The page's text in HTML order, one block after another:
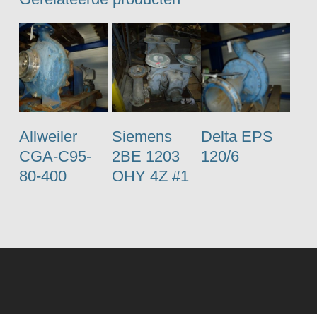
Allweiler
CGA-C95-
80-400
Siemens
2BE 1203
OHY 4Z #1
Delta EPS
120/6